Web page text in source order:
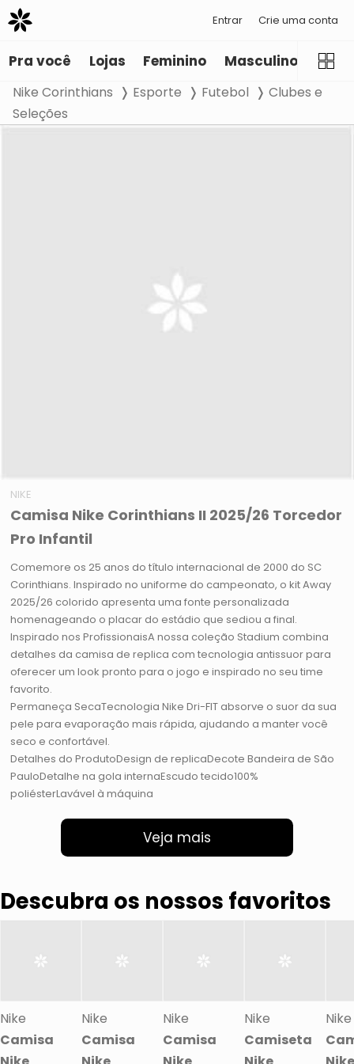
Entrar Crie uma conta
Pra você Lojas Feminino Masculino
Nike Corinthians Esporte Futebol
Clubes e
Seleções
NIKE
Camisa Nike Corinthians II 2025/26 Torcedor
Pro Infantil
Comemore os 25 anos do título internacional de 2000 do SC
Corinthians. Inspirado no uniforme do campeonato, o kit Away
2025/26 colorido apresenta uma fonte personalizada
homenageando o placar do estádio que sediou a final.
Inspirado nos ProfissionaisA nossa coleção Stadium combina
detalhes da camisa de replica com tecnologia antissuor para
oferecer um look pronto para o jogo e inspirado no seu time
favorito.
Permaneça SecaTecnologia Nike Dri-FIT absorve o suor da sua
pele para evaporação mais rápida, ajudando a manter você
seco e confortável.
Detalhes do ProdutoDesign de replicaDecote Bandeira de São
PauloDetalhe na gola internaEscudo tecido100%
poliésterLavável à máquina
Veja mais
Descubra os nossos favoritos
Nike
Camisa
Nike
Camisa
Nike
Camisa
Nike
Camiseta
Nike